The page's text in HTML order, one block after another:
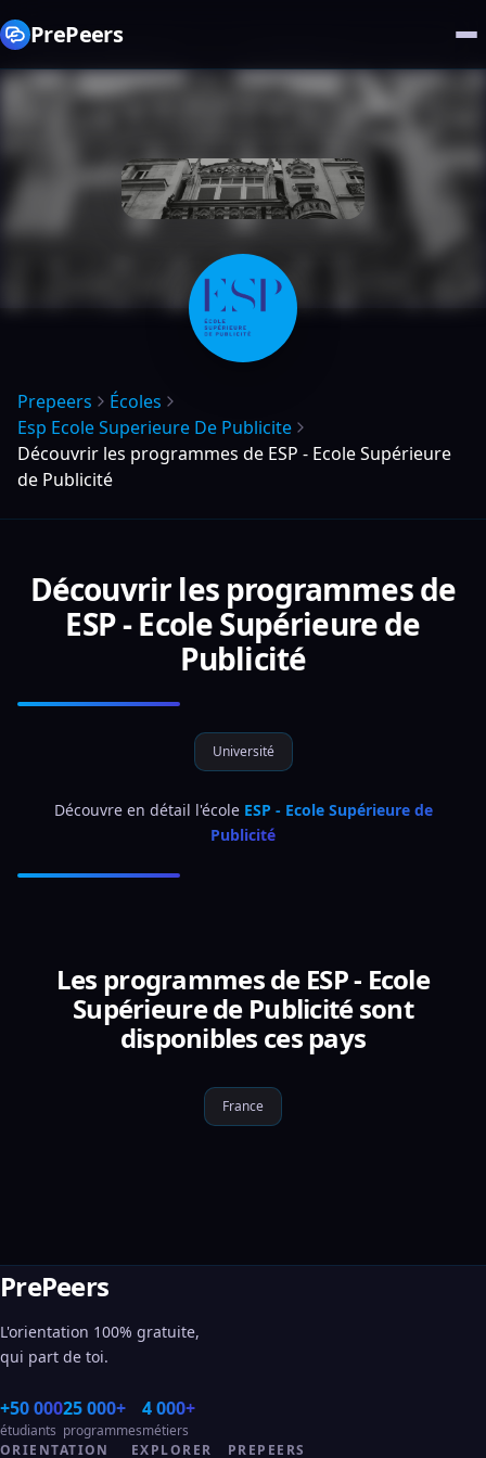
PrePeers
Prepeers
Écoles
Esp Ecole Superieure De Publicite
Découvrir les programmes de ESP - Ecole Supérieure
de Publicité
Découvrir les programmes de
ESP - Ecole Supérieure de
Publicité
Université
Découvre en détail l'école ESP - Ecole Supérieure de
Publicité
Les programmes de ESP - Ecole
Supérieure de Publicité sont
disponibles ces pays
France
PrePeers
L'orientation 100% gratuite,
qui part de toi.
+50 000
étudiants
25 000+
programmes
4 000+
métiers
ORIENTATION
EXPLORER PREPEERS